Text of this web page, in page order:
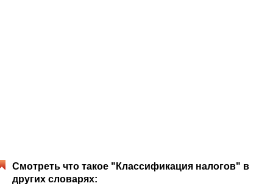
Смотреть что такое "Классификация налогов" в
других словарях: